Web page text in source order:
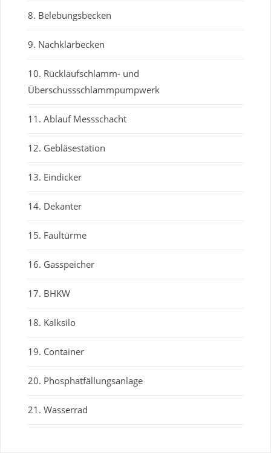
8. Belebungsbecken
9. Nachklärbecken
10. Rücklaufschlamm- und
Überschussschlammpumpwerk
11. Ablauf Messschacht
12. Gebläsestation
13. Eindicker
14. Dekanter
15. Faultürme
16. Gasspeicher
17. BHKW
18. Kalksilo
19. Container
20. Phosphatfällungsanlage
21. Wasserrad